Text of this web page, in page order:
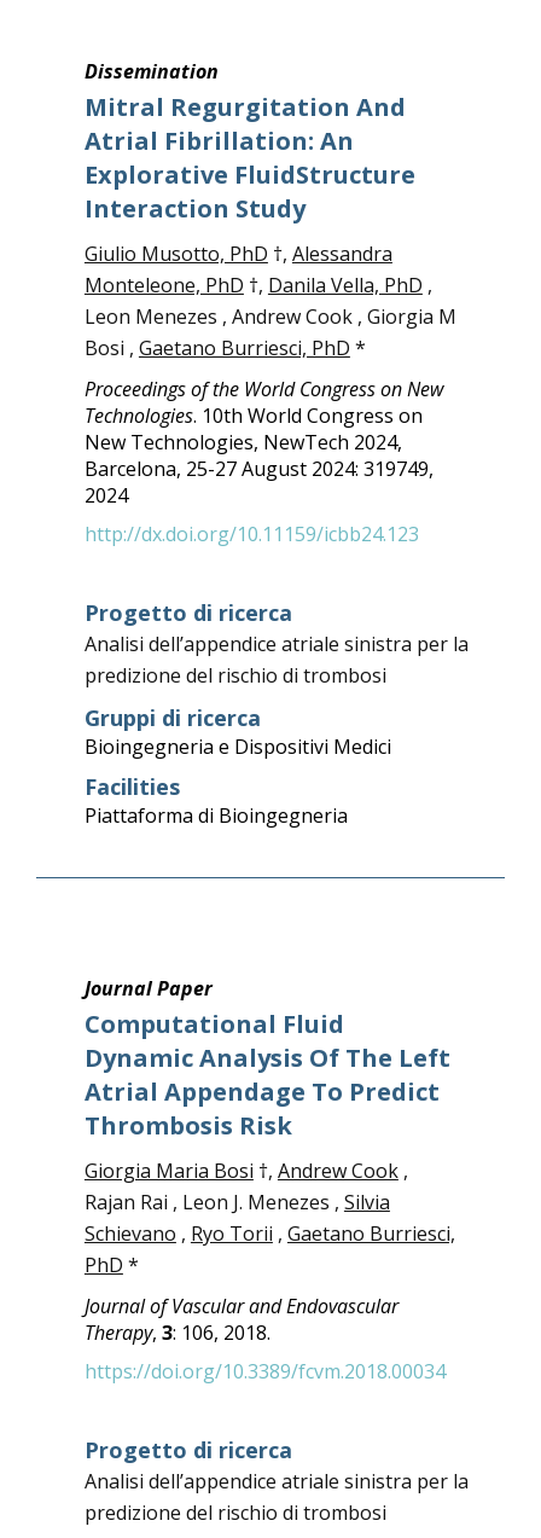
Dissemination
Mitral Regurgitation And
Atrial Fibrillation: An
Explorative FluidStructure
Interaction Study
Giulio Musotto, PhD †, Alessandra
Monteleone, PhD †, Danila Vella, PhD ,
Leon Menezes , Andrew Cook , Giorgia M
Bosi , Gaetano Burriesci, PhD *
Proceedings of the World Congress on New
Technologies. 10th World Congress on
New Technologies, NewTech 2024,
Barcelona, 25-27 August 2024: 319749,
2024
http://dx.doi.org/10.11159/icbb24.123
Progetto di ricerca
Analisi dell’appendice atriale sinistra per la
predizione del rischio di trombosi
Gruppi di ricerca
Bioingegneria e Dispositivi Medici
Facilities
Piattaforma di Bioingegneria
Journal Paper
Computational Fluid
Dynamic Analysis Of The Left
Atrial Appendage To Predict
Thrombosis Risk
Giorgia Maria Bosi †, Andrew Cook,
Rajan Rai , Leon J. Menezes , Silvia
Schievano , Ryo Torii , Gaetano Burriesci,
PhD *
Journal of Vascular and Endovascular
Therapy, 3: 106, 2018.
https://doi.org/10.3389/fcvm.2018.00034
Progetto di ricerca
Analisi dell’appendice atriale sinistra per la
predizione del rischio di trombosi